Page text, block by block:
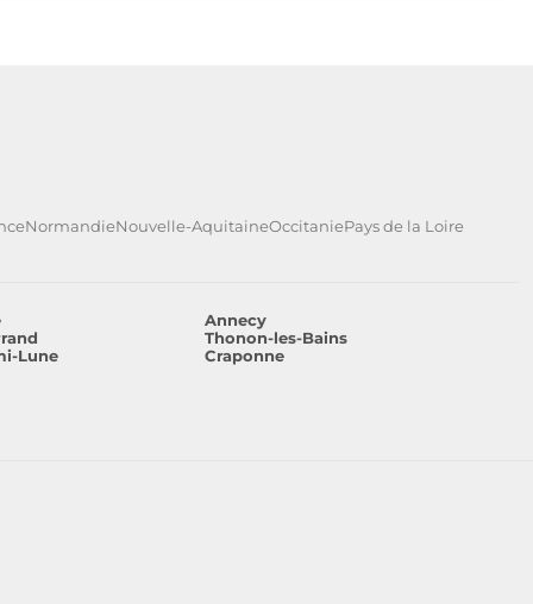
NormandieNouvelle-AquitaineOccitaniePays de la Loire
Annecy
Thonon-les-Bains
Lune
Craponne